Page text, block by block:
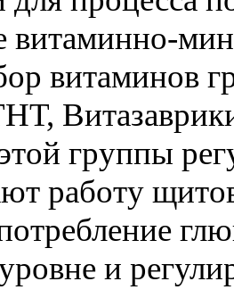
витаминно-
витаминов
группы
работу
и